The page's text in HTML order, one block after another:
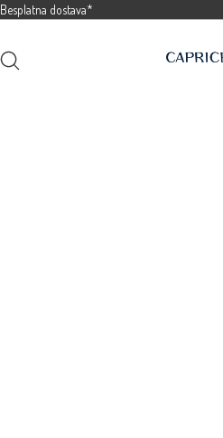
Besplatna dostava*